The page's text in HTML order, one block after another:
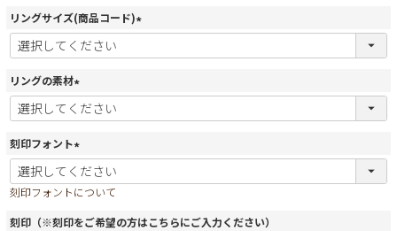
リングサイズ(商品コード)
(
リングの素材
(
必
)
刻印フォント
(
必
須
刻印フォントについて
刻印（※刻印をご希望の方はこちらにご入力ください）